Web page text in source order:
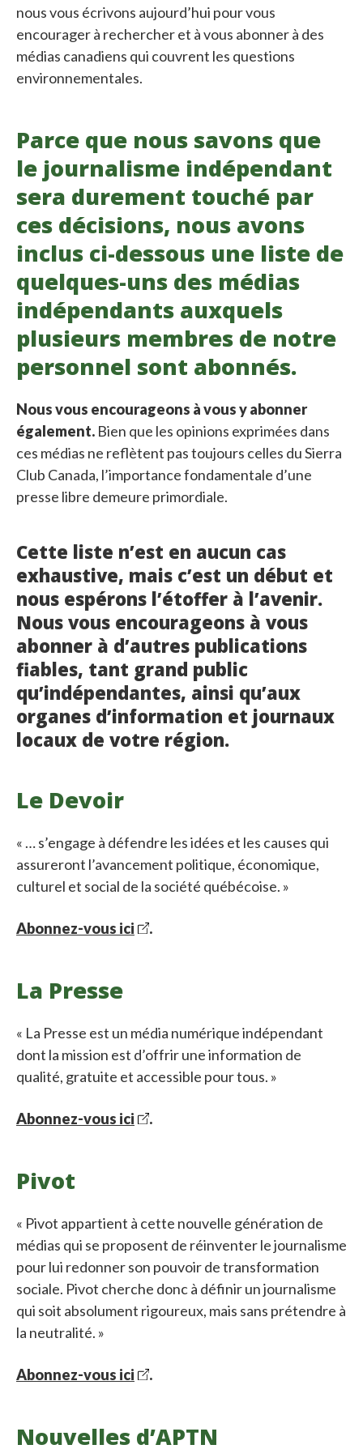
nous vous écrivons aujourd’hui pour vous
encourager à rechercher et à vous abonner à des
médias canadiens qui couvrent les questions
environnementales.
Parce que nous savons que
le journalisme indépendant
sera durement touché par
ces décisions, nous avons
inclus ci-dessous une liste de
quelques-uns des médias
indépendants auxquels
plusieurs membres de notre
personnel sont abonnés.
Nous vous encourageons à vous y abonner
également. Bien que les opinions exprimées dans
ces médias ne reflètent pas toujours celles du Sierra
Club Canada, l’importance fondamentale d’une
presse libre demeure primordiale.
Cette liste n’est en aucun cas
exhaustive, mais c’est un début et
nous espérons l’étoffer à l’avenir.
Nous vous encourageons à vous
abonner à d’autres publications
fiables, tant grand public
qu’indépendantes, ainsi qu’aux
organes d’information et journaux
locaux de votre région.
Le Devoir
« … s’engage à défendre les idées et les causes qui
assureront l’avancement politique, économique,
culturel et social de la société québécoise. »
Abonnez-vous ici .
La Presse
« La Presse est un média numérique indépendant
dont la mission est d’offrir une information de
qualité, gratuite et accessible pour tous. »
Abonnez-vous ici .
Pivot
« Pivot appartient à cette nouvelle génération de
médias qui se proposent de réinventer le journalisme
pour lui redonner son pouvoir de transformation
sociale. Pivot cherche donc à définir un journalisme
qui soit absolument rigoureux, mais sans prétendre à
la neutralité. »
Abonnez-vous ici .
Nouvelles d’APTN